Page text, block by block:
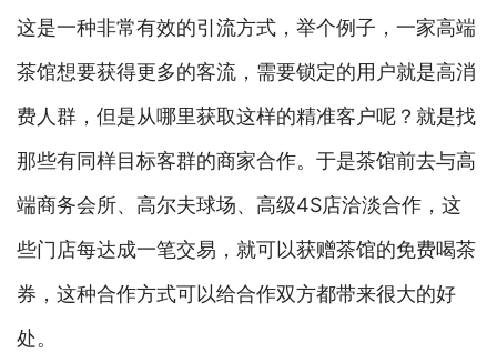
这是一种非常有效的引流方式，举个例子，一家高端
茶馆想要获得更多的客流，需要锁定的用户就是高消
费人群，但是从哪里获取这样的精准客户呢？就是找
那些有同样目标客群的商家合作。于是茶馆前去与高
端商务会所、高尔夫球场、高级4S店洽淡合作，这
些门店每达成一笔交易，就可以获赠茶馆的免费喝茶
券，这种合作方式可以给合作双方都带来很大的好
处。